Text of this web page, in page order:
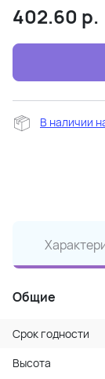
402.60 р.
В наличии
Общие
Срок годности
Высота